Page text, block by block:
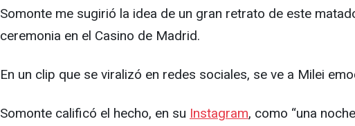
Somonte me sugirió la idea de un gran retrato de este
ceremonia en el Casino de Madrid.
En un clip que se viralizó en redes sociales, se ve a Milei
Somonte calificó el hecho, en su Instagram, como “una